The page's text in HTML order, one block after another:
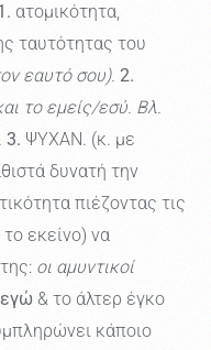
ατομικότητα,
ταυτότητας του
εαυτό σου). 2.
το εμείς/εσύ. Βλ.
3. ΨΥΧΑΝ. (κ. με
δυνατή την
πιέζοντας τις
εκείνο) να
οι αμυντικοί
& το άλτερ έγκο
κάποιο